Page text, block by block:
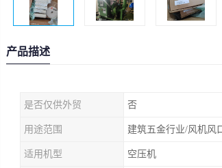
产品描述
是否仅供外贸 否
用途范围 建筑五金行业/风机风
适用机型 空压机